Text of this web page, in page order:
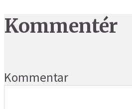
Kommentér
Kommentar